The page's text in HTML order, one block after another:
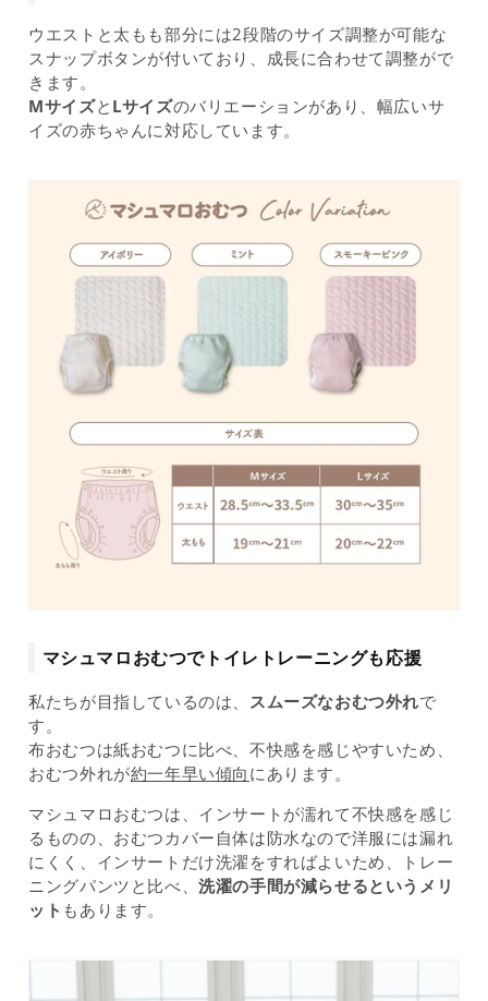
ウエストと太もも部分には2段階のサイズ調整が可能な
スナップボタンが付いており、成長に合わせて調整がで
きます。
Mサイズと Lサイズのバリエーションがあり、幅広いサ
イズの赤ちゃんに対応しています。
マシュマロおむつでトイレトレーニングも応援
私たちが目指しているのは、 スムーズなおむつ外れで
す。
布おむつは紙おむつに比べ、不快感を感じやすいため、
おむつ外れが約一年早い傾向 にあります。
マシュマロおむつは、インサートが濡れて不快感を感じ
るものの、おむつカバー自体は防水なので洋服には漏れ
にくく、インサートだけ洗濯をすればよいため、トレー
ニングパンツと比べ、洗濯の手間が減らせるというメリ
ット もあります。